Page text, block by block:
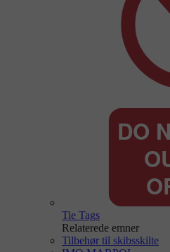
Tie Tags
Relaterede emner
Tilbehør til skibsskilte